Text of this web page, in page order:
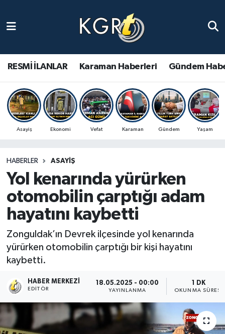
RESMİ İLANLAR Karaman Haberleri Gündem
Asayiş Ekonomi Vefat Karaman Gündem Yaşam
HABERLER ASAYIŞ
Yol kenarında yürürken
otomobilin çarptığı adam
hayatını kaybetti
Zonguldak’ın Devrek ilçesinde yol kenarında
yürürken otomobilin çarptığı bir kişi hayatını
kaybetti.
HABER MERKEZI
EDITÖR
18.05.2025 - 00:00
YAYINLANMA
1 DK
OKUNMA SÜRESI
Gündem Haberleri
Güncel Haberler
Spor Haberleri
Ulusal Haberler
Vefat Edenler